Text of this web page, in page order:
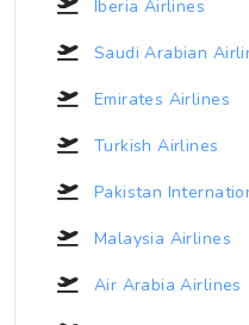
Iberia Airlines
Saudi Arabian
Emirates Airlines
Turkish Airlines
Pakistan
Malaysia Airlines
Air Arabia Airlines